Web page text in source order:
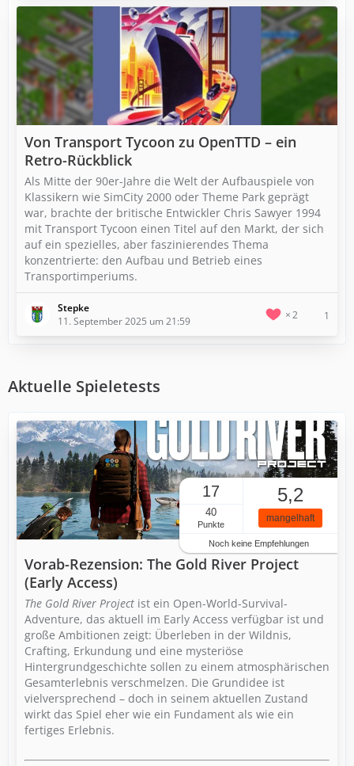
Von Transport Tycoon zu OpenTTD – ein
Retro-Rückblick
Als Mitte der 90er-Jahre die Welt der Aufbauspiele von
Klassikern wie SimCity 2000 oder Theme Park geprägt
war, brachte der britische Entwickler Chris Sawyer 1994
mit Transport Tycoon einen Titel auf den Markt, der sich
auf ein spezielles, aber faszinierendes Thema
konzentrierte: den Aufbau und Betrieb eines
Transportimperiums.
Stepke
11. September 2025 um 21:59
2 1
Aktuelle Spieletests
17
40
Punkte
5,2
mangelhaft
Noch keine Empfehlungen
Vorab-Rezension: The Gold River Project
(Early Access)
The Gold River Project ist ein Open-World-Survival-
Adventure, das aktuell im Early Access verfügbar ist und
große Ambitionen zeigt: Überleben in der Wildnis,
Crafting, Erkundung und eine mysteriöse
Hintergrundgeschichte sollen zu einem atmosphärischen
Gesamterlebnis verschmelzen. Die Grundidee ist
vielversprechend – doch in seinem aktuellen Zustand
wirkt das Spiel eher wie ein Fundament als wie ein
fertiges Erlebnis.